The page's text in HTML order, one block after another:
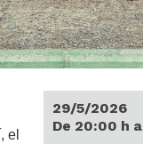
el
29/5/2026
De 20:00 h a